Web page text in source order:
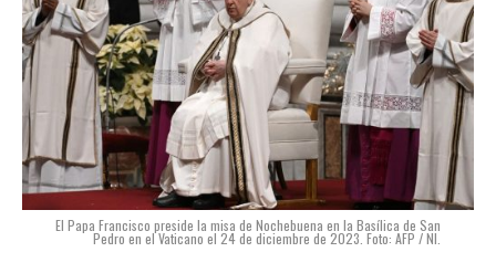
El Papa Francisco preside la misa de Nochebuena en la Basílica de San
Pedro en el Vaticano el 24 de diciembre de 2023. Foto: AFP / NI.